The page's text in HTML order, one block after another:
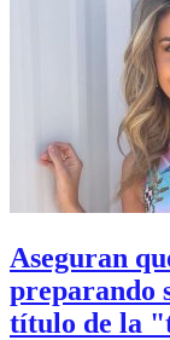
Aseguran
preparando
título de la